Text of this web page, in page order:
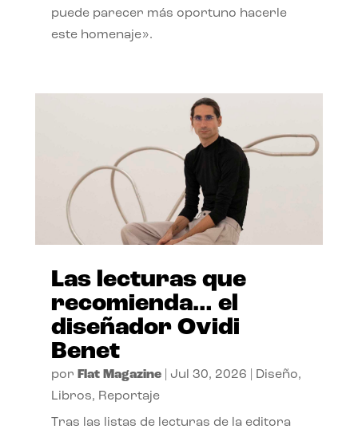
puede parecer más oportuno hacerle
este homenaje».
Las lecturas que
recomienda… el
diseñador Ovidi
Benet
por Flat Magazine| Jul 30, 2026 Diseño,
Libros, Reportaje
Tras las listas de lecturas de la editora